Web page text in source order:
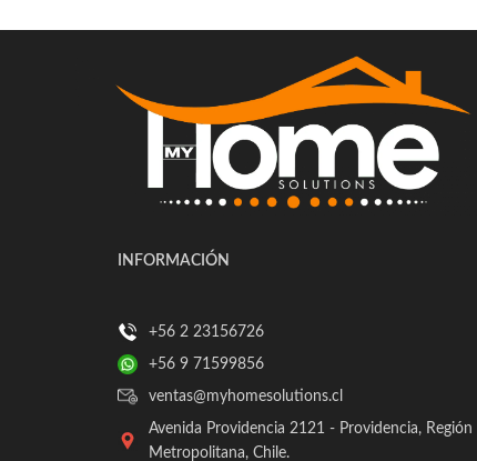
INFORMACIÓN
+56 2 23156726
+56 9 71599856
ventas@myhomesolutions.cl
Avenida Providencia 2121 - Providencia, Región
Metropolitana, Chile.